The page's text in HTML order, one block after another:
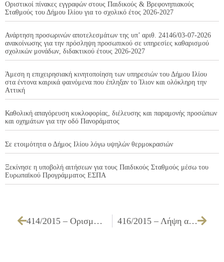
Οριστικοί πίνακες εγγραφών στους Παιδικούς & Βρεφονηπιακούς
Σταθμούς του Δήμου Ιλίου για το σχολικό έτος 2026-2027
Ανάρτηση προσωρινών αποτελεσμάτων της υπ’ αριθ. 24146/03-07-2026
ανακοίνωσης για την πρόσληψη προσωπικού σε υπηρεσίες καθαρισμού
σχολικών μονάδων, διδακτικού έτους 2026-2027
Άμεση η επιχειρησιακή κινητοποίηση των υπηρεσιών του Δήμου Ιλίου
στα έντονα καιρικά φαινόμενα που έπληξαν το Ίλιον και ολόκληρη την
Αττική
Καθολική απαγόρευση κυκλοφορίας, διέλευσης και παραμονής προσώπων
και οχημάτων για την οδό Πανοράματος
Σε ετοιμότητα ο Δήμος Ιλίου λόγω υψηλών θερμοκρασιών
Ξεκίνησε η υποβολή αιτήσεων για τους Παιδικούς Σταθμούς μέσω του
Ευρωπαϊκού Προγράμματος ΕΣΠΑ
414/2015 – Ορισμός διαπαραταξιακής επιτροπής προστασίας φυσικού περιβάλλοντος 416/2015 – Λήψη απόφασης για την ανανέωση της σύμβασης με την Τράπεζα Πειραιώς για τη διαχείριση Χρηματικών Διαθεσίμων και Μισθοδοσιών του Προσωπικού